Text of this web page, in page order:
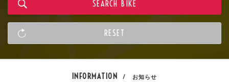
INFORMATION / お知らせ